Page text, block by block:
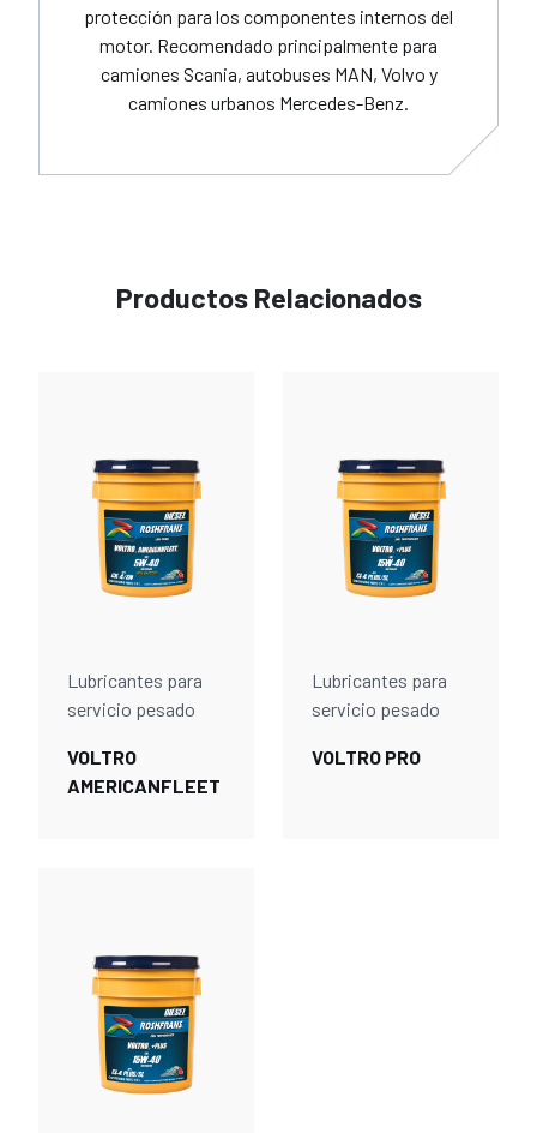
protección para los componentes internos del
motor. Recomendado principalmente para
camiones Scania, autobuses MAN, Volvo y
camiones urbanos Mercedes-Benz.
Productos Relacionados
Lubricantes para
servicio pesado
VOLTRO
AMERICANFLEET
Lubricantes para
servicio pesado
VOLTRO PRO